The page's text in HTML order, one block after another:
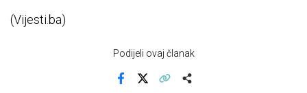
(Vijesti.ba)
Podijeli ovaj članak